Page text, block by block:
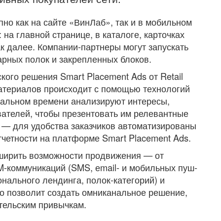
как на сайте «ВинЛаб», так и в мобильном
главной странице, в каталоге, карточках
далее. Компании-партнеры могут запускать
полок и закрепленных блоков.
решения Smart Placement Ads от Retail
происходит с помощью технологий
времени анализируют интересы,
чтобы презентовать им релевантные
для удобства заказчиков автоматизированы
на платформе Smart Placement Ads.
возможности продвижения — от
коммуникаций (SMS, еmail- и мобильных пуш-
лендинга, полок-категорий) и
создать омниканальное решение,
привычкам.